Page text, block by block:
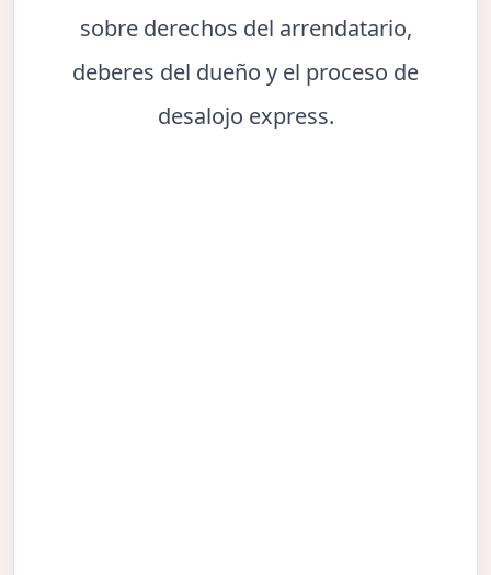
sobre derechos del arrendatario,
deberes del dueño y el proceso de
desalojo express.